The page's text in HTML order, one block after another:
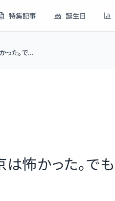
特集記事 誕生日
った。で...
怖かった。でも